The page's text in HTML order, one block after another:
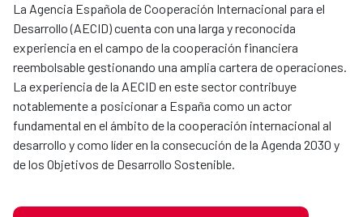
La Agencia Española de Cooperación Internacional para el
Desarrollo (AECID) cuenta con una larga y reconocida
experiencia en el campo de la cooperación financiera
reembolsable gestionando una amplia cartera de operaciones.
La experiencia de la AECID en este sector contribuye
notablemente a posicionar a España como un actor
fundamental en el ámbito de la cooperación internacional al
desarrollo y como líder en la consecución de la Agenda 2030 y
de los Objetivos de Desarrollo Sostenible.